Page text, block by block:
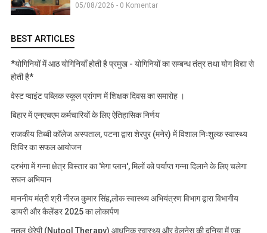
05/08/2026 - 0 Komentar
BEST ARTICLES
*योगिनियों में आठ योगिनियाँ होती है प्रमुख - योगिनियों का सम्बन्ध तंत्र तथा योग विद्या से
होती है*
वेस्ट प्वाइंट पब्लिक स्कूल प्रांगण में शिक्षक दिवस का समारोह ।
बिहार में एनएचएम कर्मचारियों के लिए ऐतिहासिक निर्णय
राजकीय तिब्बी कॉलेज अस्पताल, पटना द्वारा शेरपुर (मनेर) में विशाल निःशुल्क स्वास्थ्य
शिविर का सफल आयोजन
दरभंगा में गन्ना क्षेत्र विस्तार का 'मेगा प्लान', मिलों को पर्याप्त गन्ना दिलाने के लिए चलेगा
सघन अभियान
माननीय मंत्री श्री नीरज कुमार सिंह,लोक स्वास्थ्य अभियंत्रण विभाग द्वारा विभागीय
डायरी और कैलेंडर 2025 का लोकार्पण
नुतूल थेरेपी (Nutool Therapy) आधुनिक स्वास्थ्य और वेलनेस की दुनिया में एक